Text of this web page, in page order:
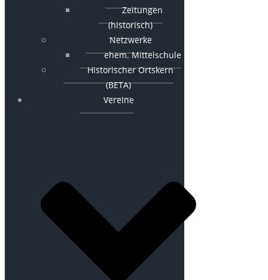
Zeitungen
(historisch)
Netzwerke
ehem. Mittelschule
Historischer Ortskern
(BETA)
Vereine